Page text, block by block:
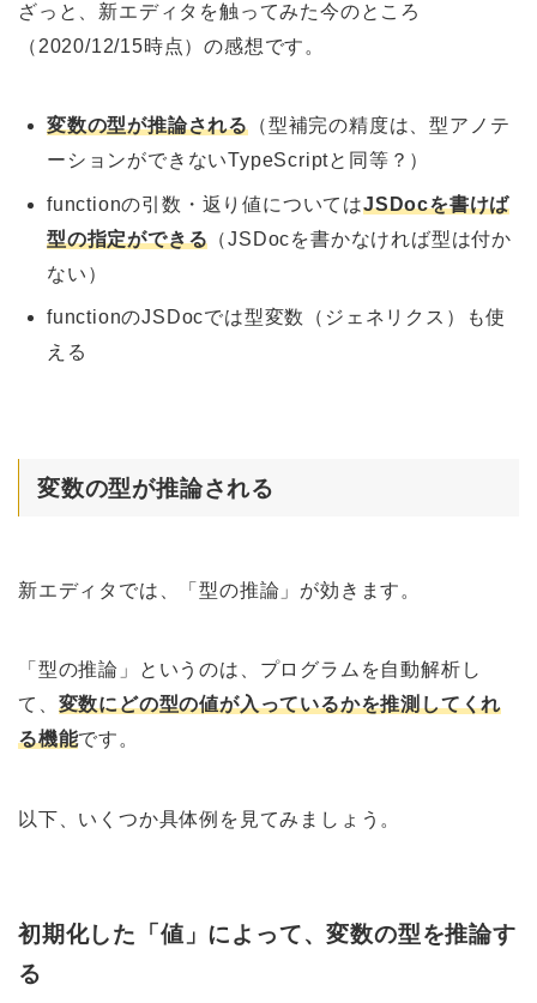
ざっと、新エディタを触ってみた今のところ
（2020/12/15時点）の感想です。
変数の型が推論される（型補完の精度は、型アノテ
ーションができないTypeScriptと同等？）
functionの引数・返り値についてはJSDocを書けば
型の指定ができる （JSDocを書かなければ型は付か
ない）
functionのJSDocでは型変数（ジェネリクス）も使
える
変数の型が推論される
新エディタでは、「型の推論」が効きます。
「型の推論」というのは、プログラムを自動解析し
て、 変数にどの型の値が入っているかを推測してくれ
る機能です。
以下、いくつか具体例を見てみましょう。
初期化した「値」によって、変数の型を推論す
る